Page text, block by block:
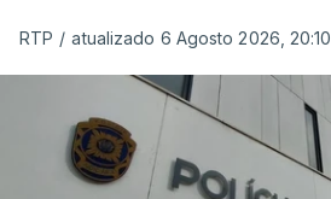
RTP / atualizado 6 Agosto 2026, 20:10